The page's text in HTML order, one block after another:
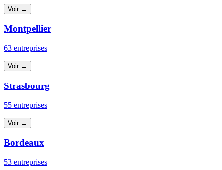
Voir →
Montpellier
63 entreprises
Voir →
Strasbourg
55 entreprises
Voir →
Bordeaux
53 entreprises